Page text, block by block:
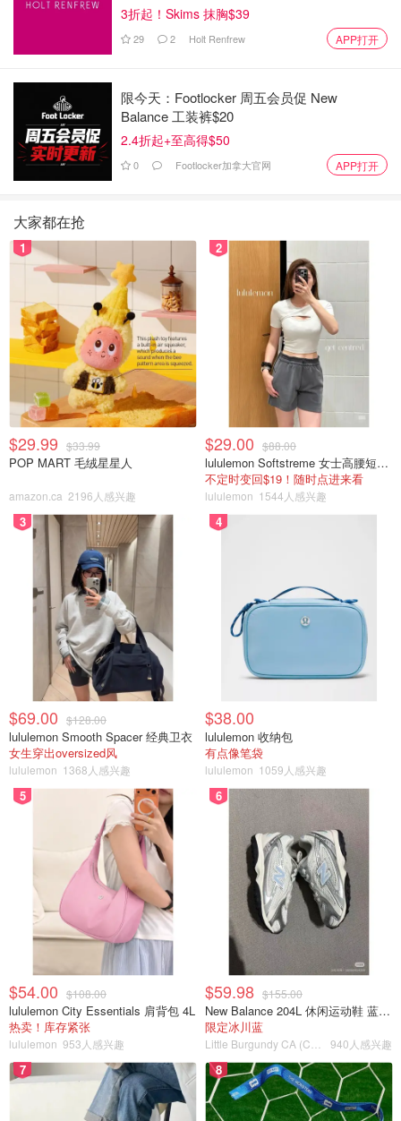
3折起！Skims 抹胸$39
29 2 Holt Renfrew APP打开
限今天：Footlocker 周五会员促 New
Balance 工装裤$20
2.4折起+至高得$50
0 Footlocker加拿大官网 APP打开
大家都在抢
1
$29.99 $33.99
POP MART 毛绒星星人
amazon.ca 2196人感兴趣
2
$29.00 $88.00
lululemon Softstreme 女士高腰短裤 10cm
不定时变回$19！随时点进来看
lululemon 1544人感兴趣
3
$69.00 $128.00
lululemon Smooth Spacer 经典卫衣
女生穿出oversized风
lululemon 1368人感兴趣
4
$38.00
lululemon 收纳包
有点像笔袋
lululemon 1059人感兴趣
5
$54.00 $108.00
lululemon City Essentials 肩背包 4L
热卖！库存紧张
lululemon 953人感兴趣
6
$59.98 $155.00
New Balance 204L 休闲运动鞋 蓝银色
限定冰川蓝
940人感兴趣
7 8